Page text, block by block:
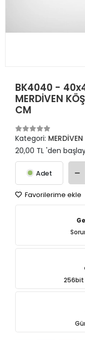
BK4040 -
MERDİVEN
CM
Kategori:
20,00 TL 'den
Adet
Favorilerime ekle
256bit